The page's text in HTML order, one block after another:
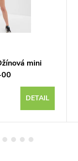
mini
DETAIL